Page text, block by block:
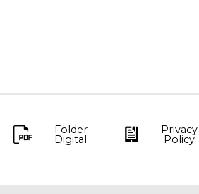
Folder
Digital
Privacy
Policy